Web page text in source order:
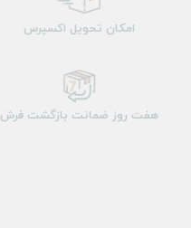
امکان تحویل اکسپرس
هفت روز ضمانت بازگشت فرش